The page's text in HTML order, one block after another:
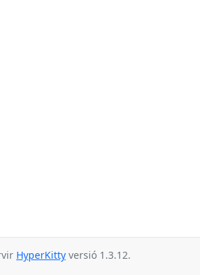
HyperKitty versió 1.3.12.